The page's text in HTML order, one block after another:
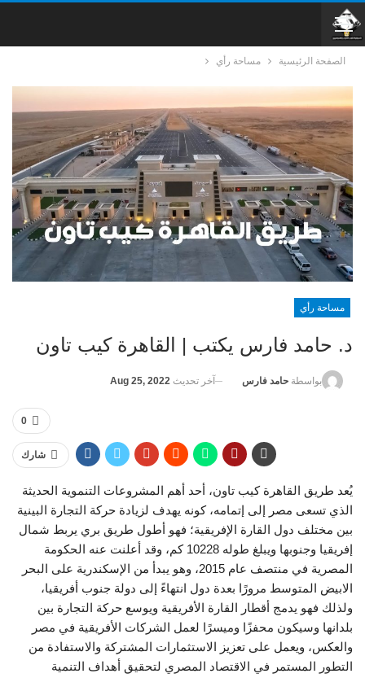
الصفحة الرئيسية مساحة رأي
مساحة رأي
د. حامد فارس يكتب | القاهرة كيب تاون
بواسطة حامد فارس آخر تحديث Aug 25, 2022
0
شارك
يُعد طريق القاهرة كيب تاون، أحد أهم المشروعات التنموية الحديثة
الذي تسعى مصر إلى إتمامه، كونه يهدف لزيادة حركة التجارة البينية
بين مختلف دول القارة الإفريقية؛ فهو أطول طريق بري يربط شمال
إفريقيا وجنوبها ويبلغ طوله 10228 كم، وقد أعلنت عنه الحكومة
المصرية في منتصف عام 2015، وهو يبدأ من الإسكندرية على البحر
الابيض المتوسط مرورًا بعدة دول انتهاءً إلى دولة جنوب أفريقيا،
ولذلك فهو يدمج أقطار القارة الأفريقية ويوسع حركة التجارة بين
بلدانها وسيكون محفزًا وميسرًا لعمل الشركات الأفريقية في مصر
والعكس، ويعمل على تعزيز الاستثمارات المشتركة والاستفادة من
التطور المستمر في الاقتصاد المصري لتحقيق أهداف التنمية